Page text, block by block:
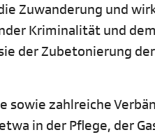
Zuwanderung und
Kriminalität und
der Zubetonierung
sowie zahlreiche
in der Pflege, der